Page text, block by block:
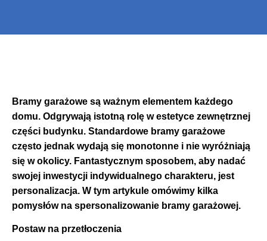
Bramy garażowe są ważnym elementem każdego
domu. Odgrywają istotną rolę w estetyce zewnętrznej
części budynku. Standardowe bramy garażowe
często jednak wydają się monotonne i nie wyróżniają
się w okolicy. Fantastycznym sposobem, aby nadać
swojej inwestycji indywidualnego charakteru, jest
personalizacja. W tym artykule omówimy kilka
pomysłów na spersonalizowanie bramy garażowej.
Postaw na przetłoczenia